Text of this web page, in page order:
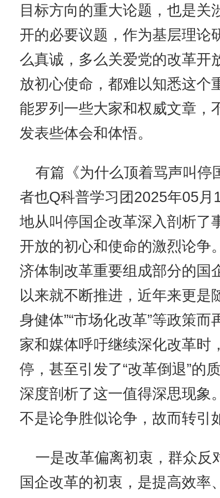
目标方向的重大论题，也是关
开的必要议题，作为基层理论
么真诚，多么关爱党的改革开
放初心使命，都难以知悉这个
能罗列一些大家和权威文章，
发表些体会和体悟。
有篇《为什么顶着骂声叫停
者也Q科普学习团2025年05
地从叫停国企改革深入剖析了
开放的初心和使命的激烈论争
济体制改革重要组成部分的国
以来就不断推进，近年来更是
身健体”“市场化改革”等政策
家和媒体呼吁继续深化改革时
停，甚至引发了“改革倒退”的
深度剖析了这一值得深思现象
不是论争胜似论争，故而转引
一是改革偏离初衷，群众反
国企改革的初衷，是提高效率